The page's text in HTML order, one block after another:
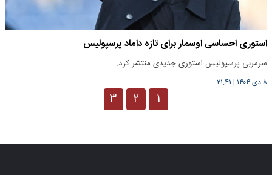
استوری احساسی اوسمار برای تازه داماد پرسپولیس
سرمربی پرسپولیس استوری جدیدی منتشر کرد.
۸ دی ۱۴۰۴ | ۲۱:۴۱
۱ ۲ ۳